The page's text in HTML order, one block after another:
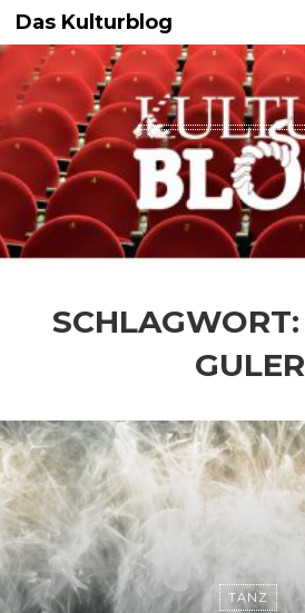
Das Kulturblog
SCHLAGWORT:
GULER
TANZ